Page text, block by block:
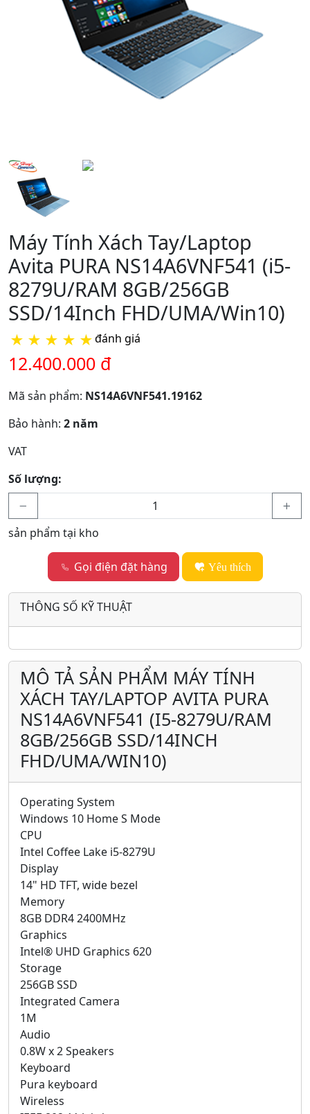
Máy Tính Xách Tay/Laptop
Avita PURA NS14A6VNF541 (i5-
8279U/RAM 8GB/256GB
SSD/14Inch FHD/UMA/Win10)
★ ★ ★ ★ ★đánh giá
12.400.000 đ
Mã sản phẩm: NS14A6VNF541.19162
Bảo hành: 2 năm
VAT
Số lượng:
sản phẩm tại kho
Gọi điện đặt hàng Yêu thích
THÔNG SỐ KỸ THUẬT
MÔ TẢ SẢN PHẨM MÁY TÍNH
XÁCH TAY/LAPTOP AVITA PURA
NS14A6VNF541 (I5-8279U/RAM
8GB/256GB SSD/14INCH
FHD/UMA/WIN10)
Operating System
Windows 10 Home S Mode
CPU
Intel Coffee Lake i5-8279U
Display
14" HD TFT, wide bezel
Memory
8GB DDR4 2400MHz
Graphics
Intel® UHD Graphics 620
Storage
256GB SSD
Integrated Camera
1M
Audio
0.8W x 2 Speakers
Keyboard
Pura keyboard
Wireless